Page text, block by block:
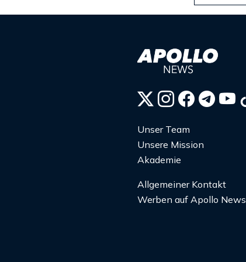
Unser Team
Unsere Mission
Akademie
Allgemeiner Kontakt
Werben auf Apollo News